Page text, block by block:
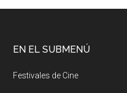
EN EL SUBMENÚ
Festivales de Cine